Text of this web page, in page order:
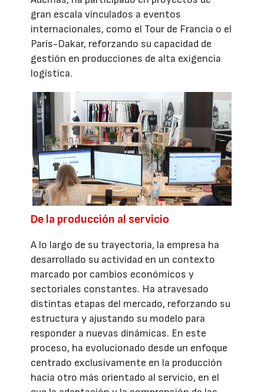
gran escala vinculados a eventos
internacionales, como el Tour de Francia o el
París-Dakar, reforzando su capacidad de
gestión en producciones de alta exigencia
logística.
De la producción al servicio
A lo largo de su trayectoria, la empresa ha
desarrollado su actividad en un contexto
marcado por cambios económicos y
sectoriales constantes. Ha atravesado
distintas etapas del mercado, reforzando su
estructura y ajustando su modelo para
responder a nuevas dinámicas. En este
proceso, ha evolucionado desde un enfoque
centrado exclusivamente en la producción
hacia otro más orientado al servicio, en el